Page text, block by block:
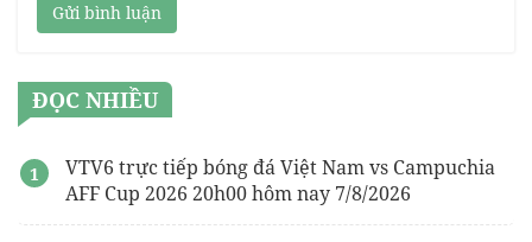
Gửi bình luận
ĐỌC NHIỀU
VTV6 trực tiếp bóng đá Việt Nam vs Campuchia
AFF Cup 2026 20h00 hôm nay 7/8/2026